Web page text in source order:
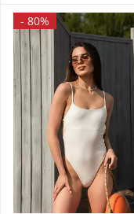
- 80%